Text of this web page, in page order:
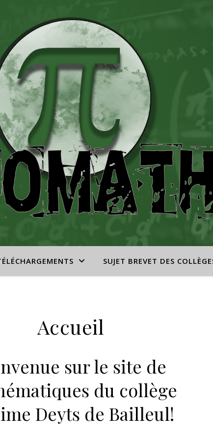
SUJET BREVET DES
Accueil
sur le site de
du collège
Deyts de Bailleul!